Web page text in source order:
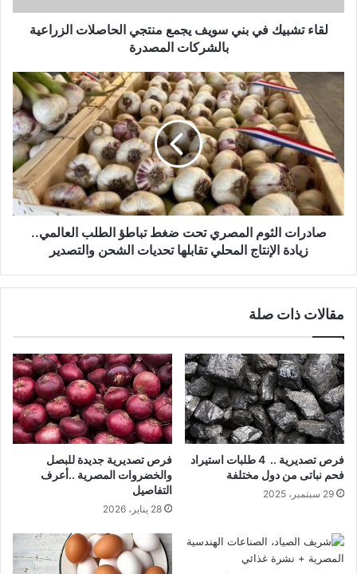
لقاء تشبيك في بني سويف يجمع منتجي الحاصلات الزراعية
بالشركات المصدرة
صادرات الثوم المصري تحت ضغط تباطؤ الطلب العالمي..
زيادة الإنتاج المحلي تقابلها تحديات الشحن والتصدير
مقالات ذات صلة
فرص تصديرية .. 4 طلبات استيراد
فحم نباتى من دول مختلفة
29 سبتمبر، 2025
فرص تصديرية جديدة للبصل
والخضروات المصرية ..أعرف
التفاصيل
28 يناير، 2026